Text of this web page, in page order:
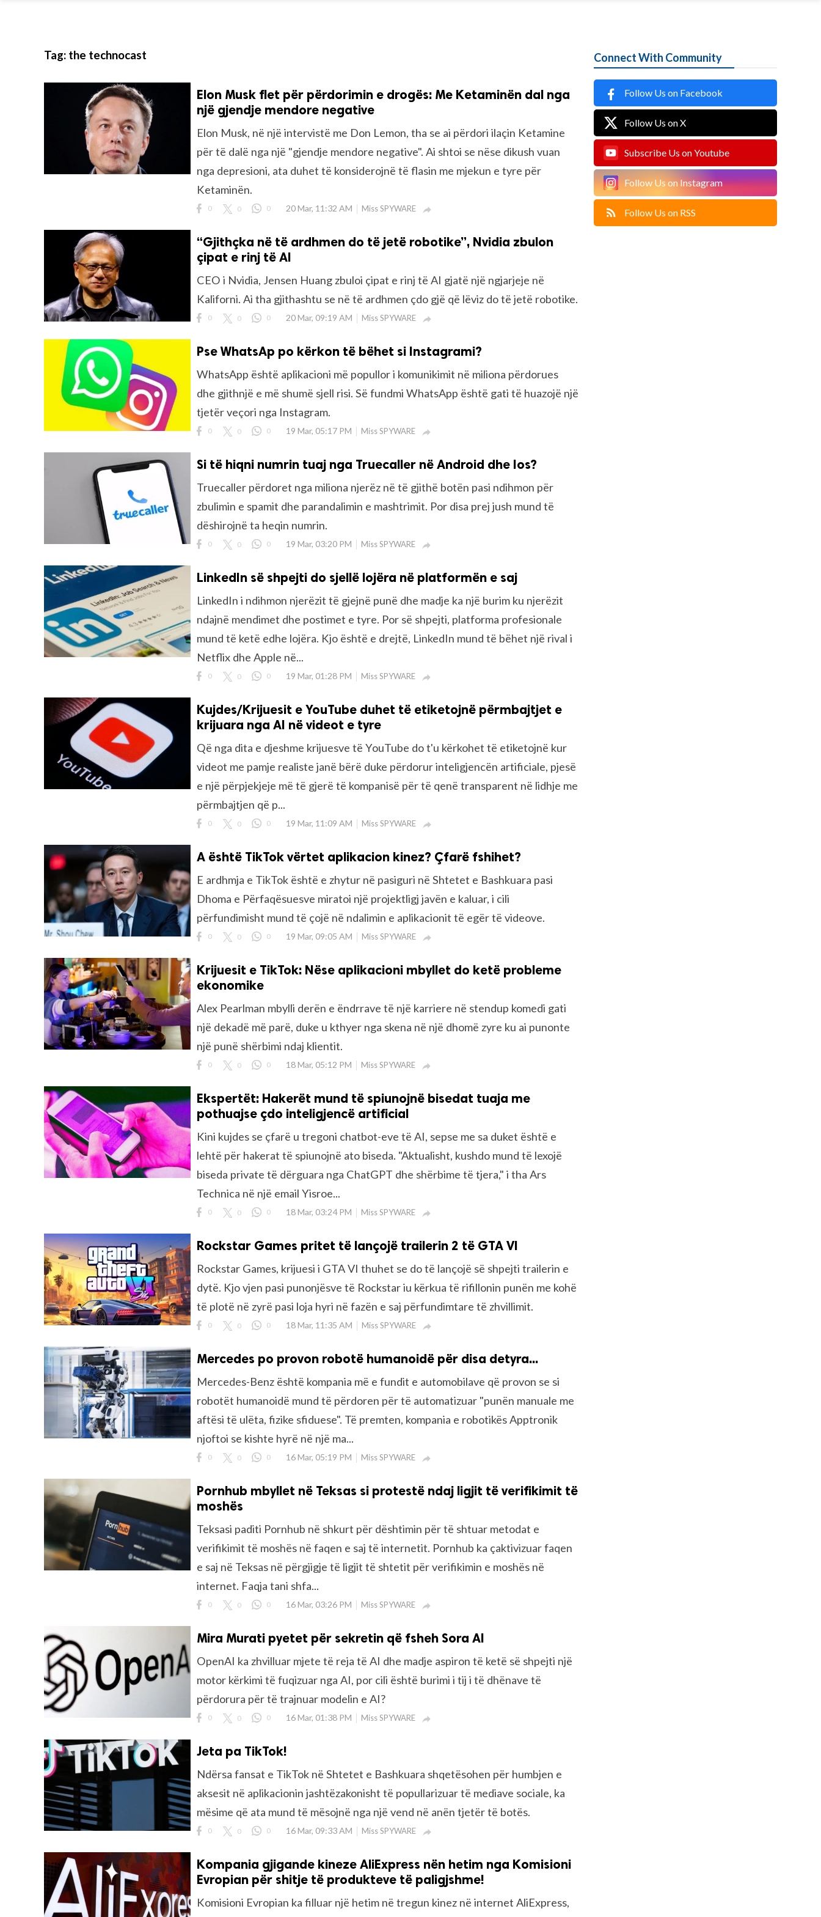
Tag: the technocast
Elon Musk flet për përdorimin e drogës: Me Ketaminën dal nga
një gjendje mendore negative
Elon Musk, në një intervistë me Don Lemon, tha se ai përdori ilaçin Ketamine
për të dalë nga një "gjendje mendore negative". Ai shtoi se nëse dikush vuan
nga depresioni, ata duhet të konsiderojnë të flasin me mjekun e tyre për
Ketaminën.
0 0 0 20 Mar, 11:32 AM Miss SPYWARE 
“Gjithçka në të ardhmen do të jetë robotike”, Nvidia zbulon
çipat e rinj të AI
CEO i Nvidia, Jensen Huang zbuloi çipat e rinj të AI gjatë një ngjarjeje në
Kaliforni. Ai tha gjithashtu se në të ardhmen çdo gjë që lëviz do të jetë robotike.
0 0 0 20 Mar, 09:19 AM Miss SPYWARE 
Pse WhatsAp po kërkon të bëhet si Instagrami?
WhatsApp është aplikacioni më popullor i komunikimit në miliona përdorues
dhe gjithnjë e më shumë sjell risi. Së fundmi WhatsApp është gati të huazojë një
tjetër veçori nga Instagram.
0 0 0 19 Mar, 05:17 PM Miss SPYWARE 
Si të hiqni numrin tuaj nga Truecaller në Android dhe Ios?
Truecaller përdoret nga miliona njerëz në të gjithë botën pasi ndihmon për
zbulimin e spamit dhe parandalimin e mashtrimit. Por disa prej jush mund të
dëshirojnë ta heqin numrin.
0 0 0 19 Mar, 03:20 PM Miss SPYWARE 
LinkedIn së shpejti do sjellë lojëra në platformën e saj
LinkedIn i ndihmon njerëzit të gjejnë punë dhe madje ka një burim ku njerëzit
ndajnë mendimet dhe postimet e tyre. Por së shpejti, platforma profesionale
mund të ketë edhe lojëra. Kjo është e drejtë, LinkedIn mund të bëhet një rival i
Netflix dhe Apple në...
0 0 0 19 Mar, 01:28 PM Miss SPYWARE 
Kujdes/Krijuesit e YouTube duhet të etiketojnë përmbajtjet e
krijuara nga AI në videot e tyre
Që nga dita e djeshme krijuesve të YouTube do t'u kërkohet të etiketojnë kur
videot me pamje realiste janë bërë duke përdorur inteligjencën artificiale, pjesë
e një përpjekjeje më të gjerë të kompanisë për të qenë transparent në lidhje me
përmbajtjen që p...
0 0 0 19 Mar, 11:09 AM Miss SPYWARE 
A është TikTok vërtet aplikacion kinez? Çfarë fshihet?
E ardhmja e TikTok është e zhytur në pasiguri në Shtetet e Bashkuara pasi
Dhoma e Përfaqësuesve miratoi një projektligj javën e kaluar, i cili
përfundimisht mund të çojë në ndalimin e aplikacionit të egër të videove.
0 0 0 19 Mar, 09:05 AM Miss SPYWARE 
Krijuesit e TikTok: Nëse aplikacioni mbyllet do ketë probleme
ekonomike
Alex Pearlman mbylli derën e ëndrrave të një karriere në stendup komedi gati
një dekadë më parë, duke u kthyer nga skena në një dhomë zyre ku ai punonte
një punë shërbimi ndaj klientit.
0 0 0 18 Mar, 05:12 PM Miss SPYWARE 
Ekspertët: Hakerët mund të spiunojnë bisedat tuaja me
pothuajse çdo inteligjencë artificial
Kini kujdes se çfarë u tregoni chatbot-eve të AI, sepse me sa duket është e
lehtë për hakerat të spiunojnë ato biseda. "Aktualisht, kushdo mund të lexojë
biseda private të dërguara nga ChatGPT dhe shërbime të tjera," i tha Ars
Technica në një email Yisroe...
0 0 0 18 Mar, 03:24 PM Miss SPYWARE 
Rockstar Games pritet të lançojë trailerin 2 të GTA VI
Rockstar Games, krijuesi i GTA VI thuhet se do të lançojë së shpejti trailerin e
dytë. Kjo vjen pasi punonjësve të Rockstar iu kërkua të rifillonin punën me kohë
të plotë në zyrë pasi loja hyri në fazën e saj përfundimtare të zhvillimit.
0 0 0 18 Mar, 11:35 AM Miss SPYWARE 
Mercedes po provon robotë humanoidë për disa detyra...
Mercedes-Benz është kompania më e fundit e automobilave që provon se si
robotët humanoidë mund të përdoren për të automatizuar "punën manuale me
aftësi të ulëta, fizike sfiduese". Të premten, kompania e robotikës Apptronik
njoftoi se kishte hyrë në një ma...
0 0 0 16 Mar, 05:19 PM Miss SPYWARE 
Pornhub mbyllet në Teksas si protestë ndaj ligjit të verifikimit të
moshës
Teksasi paditi Pornhub në shkurt për dështimin për të shtuar metodat e
verifikimit të moshës në faqen e saj të internetit. Pornhub ka çaktivizuar faqen
e saj në Teksas në përgjigje të ligjit të shtetit për verifikimin e moshës në
internet. Faqja tani shfa...
0 0 0 16 Mar, 03:26 PM Miss SPYWARE 
Mira Murati pyetet për sekretin që fsheh Sora AI
OpenAI ka zhvilluar mjete të reja të AI dhe madje aspiron të ketë së shpejti një
motor kërkimi të fuqizuar nga AI, por cili është burimi i tij i të dhënave të
përdorura për të trajnuar modelin e AI?
0 0 0 16 Mar, 01:38 PM Miss SPYWARE 
Jeta pa TikTok!
Ndërsa fansat e TikTok në Shtetet e Bashkuara shqetësohen për humbjen e
aksesit në aplikacionin jashtëzakonisht të popullarizuar të mediave sociale, ka
mësime që ata mund të mësojnë nga një vend në anën tjetër të botës.
0 0 0 16 Mar, 09:33 AM Miss SPYWARE 
Kompania gjigande kineze AliExpress nën hetim nga Komisioni
Evropian për shitje të produkteve të paligjshme!
Komisioni Evropian ka filluar një hetim në tregun kinez në internet AliExpress,
Connect With Community
Follow Us on Facebook
Follow Us on X
Subscribe Us on Youtube
Follow Us on Instagram
Follow Us on RSS